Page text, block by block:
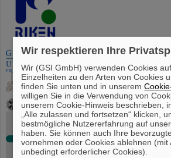
Wir respektieren Ihre
Wir (GSI GmbH) verwenden Cookies auf
Einzelheiten zu den Arten von Cookies
finden Sie unten und in unserem
willigen Sie in die Verwendung von
unserem Cookie-Hinweis beschrieben,
„Alle zulassen und fortsetzen“ klicken,
bestmögliche Nutzererfahrung auf
haben. Sie können auch Ihre
vornehmen oder Cookies ablehnen (mit
unbedingt erforderlicher Cookies).